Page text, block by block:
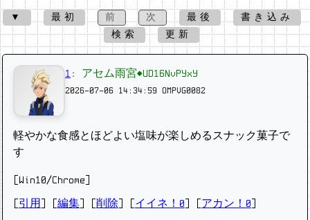
▼ 最初 前 次 最後
書き込み
検索
更新
1 : アセム雨宮◆UD16NvPYxY
2026-07-06 14:34:59 OMPVG0082
軽やかな食感とほどよい塩味が楽しめるスナック菓子で
す
[Win10/Chrome]
引用 編集 削除 イイネ！0 アカン！0